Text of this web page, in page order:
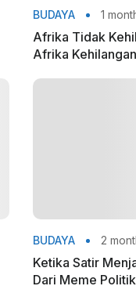
BUDAYA 1
Afrika Tidak
Afrika
BUDAYA 2
Ketika Satir
Dari Meme